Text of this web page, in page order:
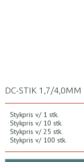
DC-STIK 1,7/4,0MM
Stykpris v/ 1 stk.
Stykpris v/ 10 stk.
Stykpris v/ 25 stk.
Stykpris v/ 100 stk.